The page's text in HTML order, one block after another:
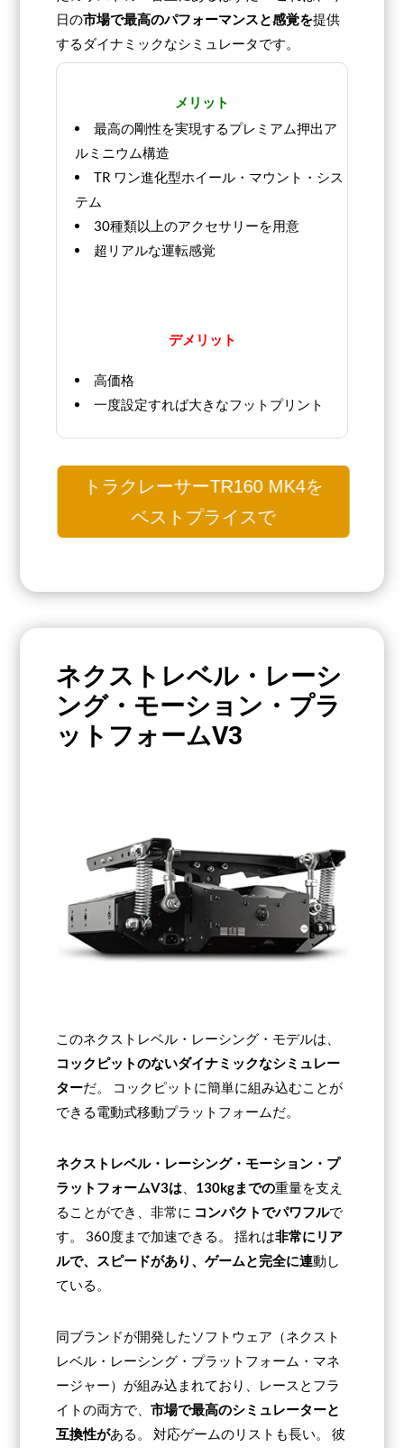
日の市場で最高のパフォーマンスと感覚を提供
するダイナミックなシミュレータです。
メリット
最高の剛性を実現するプレミアム押出ア
ルミニウム構造
TR ワン進化型ホイール・マウント・シス
テム
30種類以上のアクセサリーを用意
超リアルな運転感覚
デメリット
高価格
一度設定すれば大きなフットプリント
トラクレーサーTR160 MK4を
ベストプライスで
ネクストレベル・レーシ
ング・モーション・プラ
ットフォームV3
このネクストレベル・レーシング・モデルは、
コックピットのないダイナミックなシミュレー
ターだ。 コックピットに簡単に組み込むことが
できる電動式移動プラットフォームだ。
ネクストレベル・レーシング・モーション・プ
ラットフォームV3は
130kgまでの重量を支え
ることができ、非常に コンパクトでパワフルで
す。 360度まで加速できる。 揺れは非常にリア
ルで、スピードがあり、ゲームと完全に連動し
ている。
同ブランドが開発したソフトウェア（ネクスト
レベル・レーシング・プラットフォーム・マネ
ージャー）が組み込まれており、レースとフラ
イトの両方で、市場で最高のシミュレーターと
互換性がある。 対応ゲームのリストも長い。 彼